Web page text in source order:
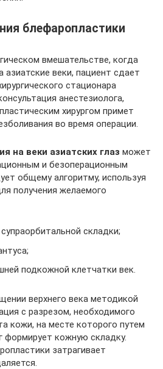
блефаропластики
вмешательстве, когда
азиатские веки, пациент сдает
стационара
анестезиолога,
хирургом примет
во время операции.
на веки азиатских глаз может
и безоперационным
общему алгоритму, используя
получения желаемого
складки;
подкожной клетчатки век.
верхнего века методикой
с разрезом, необходимого
кожи, на месте которого путем
формирует кожную складку.
затрагивает